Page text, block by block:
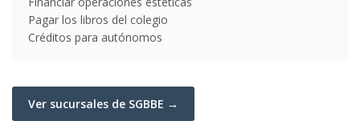
Pagar los libros del colegio
Créditos para autónomos
Ver sucursales de SGBBE →